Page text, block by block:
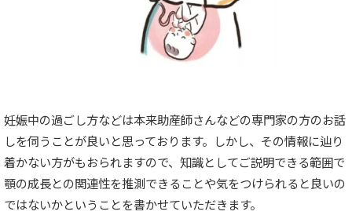
妊娠中の過ごし方などは本来助産師さんなどの専門家の方のお話
しを伺うことが良いと思っております。しかし、その情報に辿り
着かない方がもおられますので、知識としてご説明できる範囲で
顎の成長との関連性を推測できることや気をつけられると良いの
ではないかということを書かせていただきます。